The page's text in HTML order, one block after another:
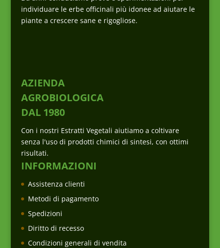
individuare le erbe officinali più idonee ad aiutare le
piante a crescere sane e rigogliose.
AZIENDA
AGROBIOLOGICA
DAL 1980
Con i nostri Estratti Vegetali aiutiamo a coltivare
senza l'uso di prodotti chimici di sintesi, con ottimi
risultati.
INFORMAZIONI
Assistenza clienti
Metodi di pagamento
Spedizioni
Diritto di recesso
Condizioni generali di vendita